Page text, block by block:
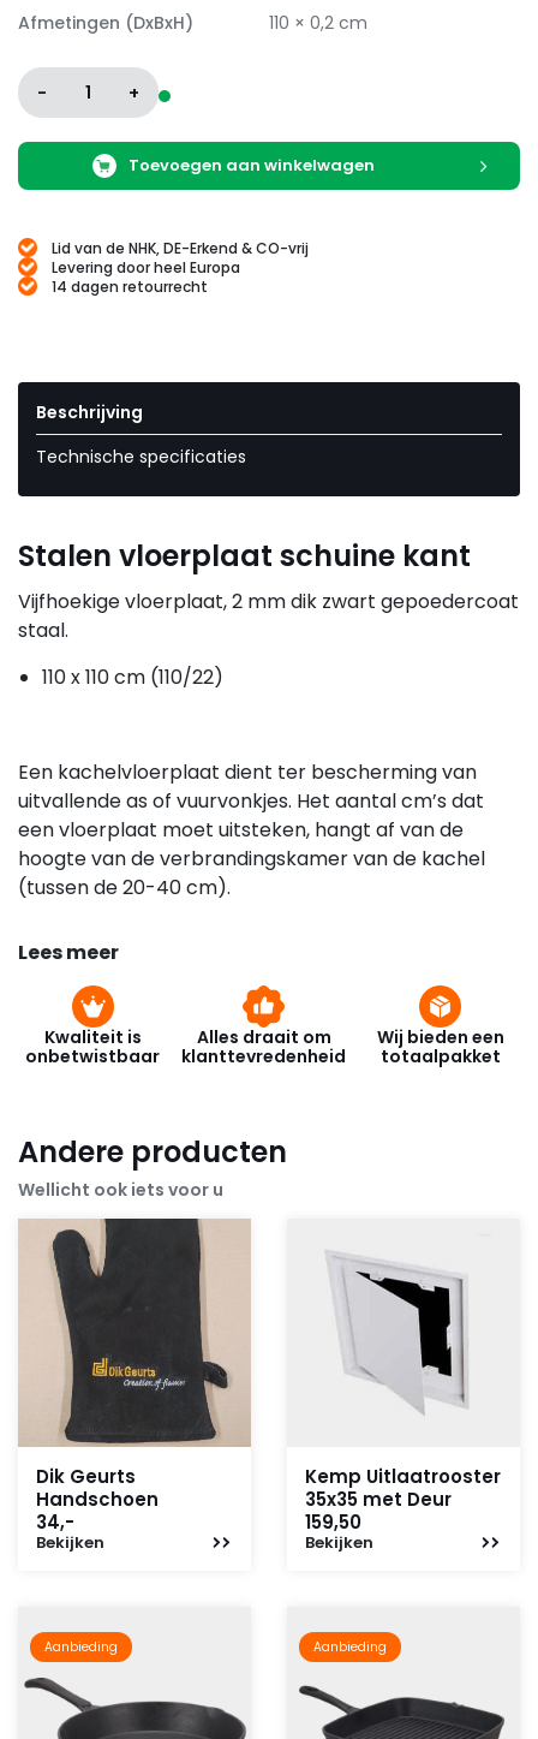
Afmetingen (DxBxH) 110 × 0,2 cm
- 1 +
Toevoegen aan winkelwagen
Lid van de NHK, DE-Erkend & CO-vrij
Levering door heel Europa
14 dagen retourrecht
Beschrijving
Technische specificaties
Stalen vloerplaat schuine kant
Vijfhoekige vloerplaat, 2 mm dik zwart gepoedercoat
staal.
110 x 110 cm (110/22)
Een kachelvloerplaat dient ter bescherming van
uitvallende as of vuurvonkjes. Het aantal cm’s dat
een vloerplaat moet uitsteken, hangt af van de
hoogte van de verbrandingskamer van de kachel
(tussen de 20-40 cm).
Lees meer
Kwaliteit is
onbetwistbaar
Alles draait om
klanttevredenheid
Wij bieden een
totaalpakket
Andere producten
Wellicht ook iets voor u
Dik Geurts
Handschoen
34,-
Bekijken
Kemp Uitlaatrooster
35x35 met Deur
159,50
Bekijken
Aanbieding Aanbieding